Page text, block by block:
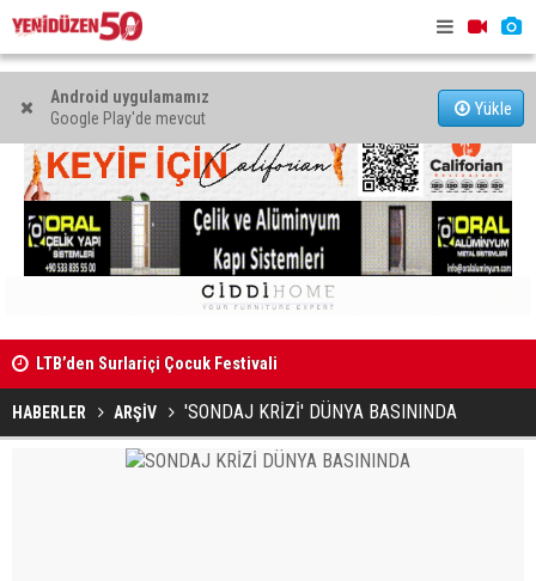
Android uygulamamız
Google Play'de mevcut
Yükle
KTOEÖS: “Okullarda PDR ve özel eğitim ihtiyaçları
görmezden geliniyor”
HABERLER ARŞİV 'SONDAJ KRİZİ' DÜNYA BASININDA